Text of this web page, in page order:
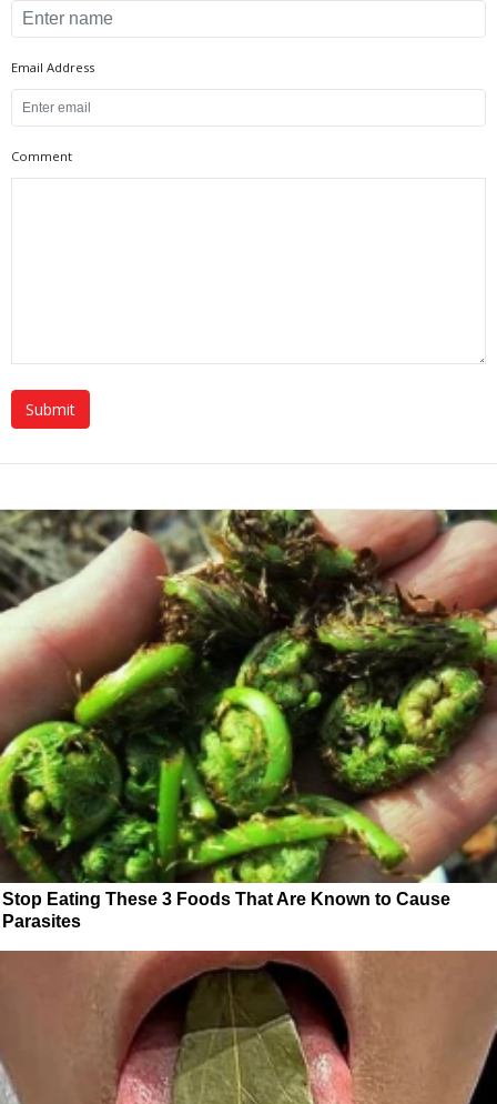
Email Address
Comment
Stop Eating These 3 Foods That Are Known to Cause
Parasites